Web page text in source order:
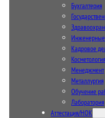
Бухгалтерия
Кадровое
Косметология
Менеджмент
Металлургия
Обучение
Лаборатория
Аттестация/НОК